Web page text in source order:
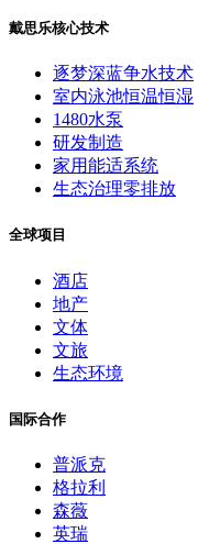
戴思乐核心技术
逐梦深蓝争水技术
室内泳池恒温恒湿
1480水泵
研发制造
家用能适系统
生态治理零排放
全球项目
酒店
地产
文体
文旅
生态环境
国际合作
普派克
格拉利
森薇
英瑞